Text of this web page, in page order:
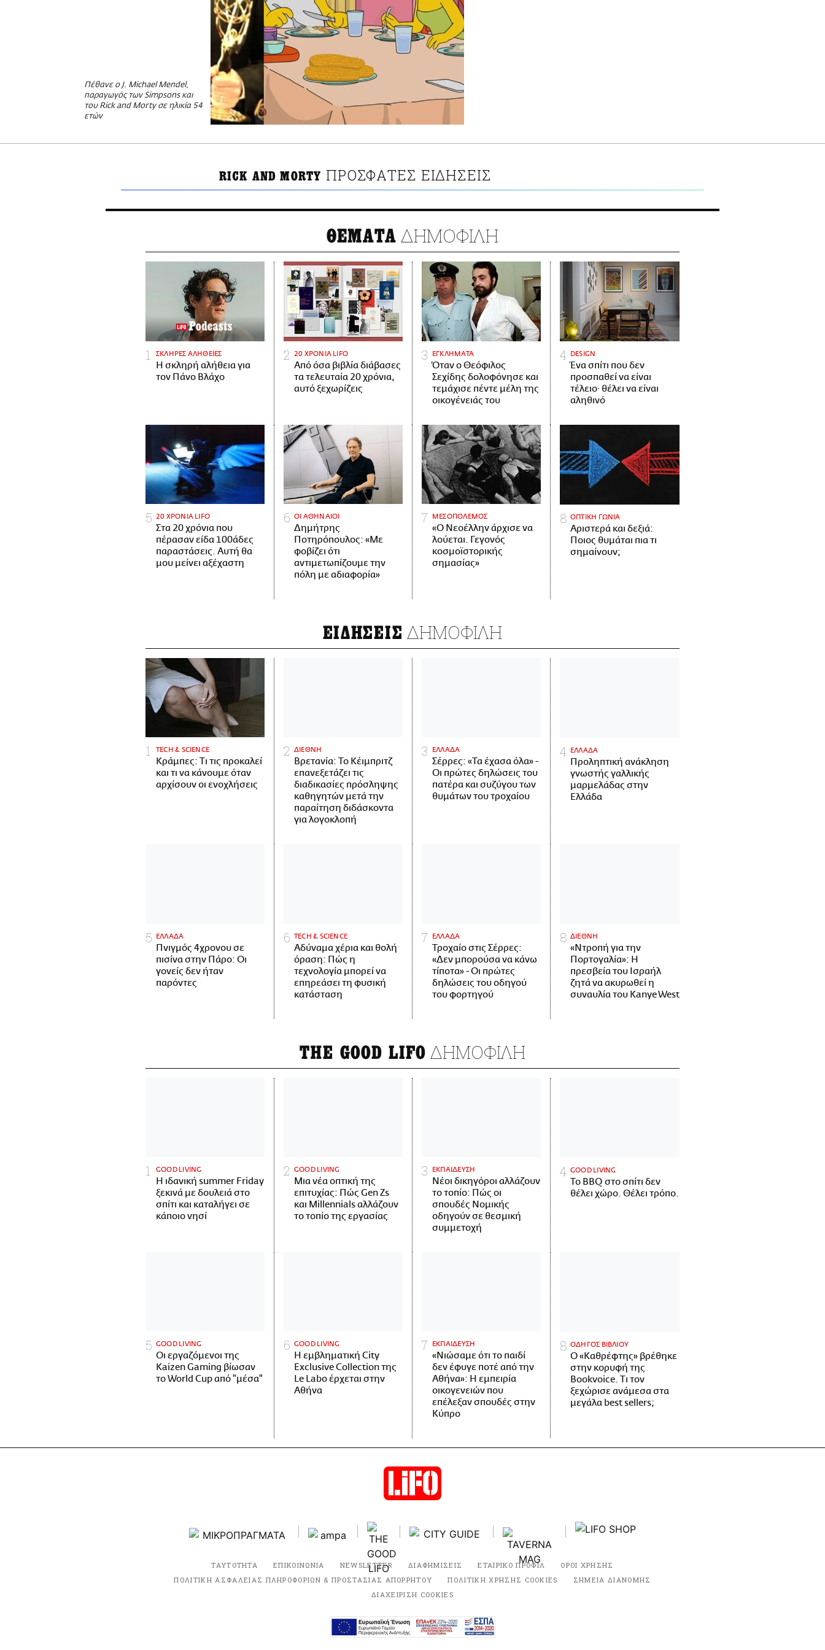
Πέθανε ο J. Michael Mendel,
παραγωγός των Simpsons και
του Rick and Morty σε ηλικία 54
ετών
RICK AND MORTY ΠΡΟΣΦΑΤΕΣ ΕΙΔΗΣΕΙΣ
ΘΕΜΑΤΑ ΔΗΜΟΦΙΛΗ
ΣΚΛΗΡΕΣ ΑΛΗΘΕΙΕΣ
H σκληρή αλήθεια για
τον Πάνο Βλάχο
20 ΧΡΟΝΙΑ LIFO
Από όσα βιβλία διάβασες
τα τελευταία 20 χρόνια,
αυτό ξεχωρίζεις
ΕΓΚΛΗΜΑΤΑ
Όταν ο Θεόφιλος
Σεχίδης δολοφόνησε και
τεμάχισε πέντε μέλη της
οικογένειάς του
DESIGN
Ένα σπίτι που δεν
προσπαθεί να είναι
τέλειο· θέλει να είναι
αληθινό
20 ΧΡΟΝΙΑ LIFO
Στα 20 χρόνια που
πέρασαν είδα 100άδες
παραστάσεις. Αυτή θα
μου μείνει αξέχαστη
ΟΙ ΑΘΗΝΑΙΟΙ
Δημήτρης
Ποτηρόπουλος: «Με
φοβίζει ότι
αντιμετωπίζουμε την
πόλη με αδιαφορία»
ΜΕΣΟΠΟΛΕΜΟΣ
«Ο Νεοέλλην άρχισε να
λούεται. Γεγονός
κοσμοϊστορικής
σημασίας»
ΟΠΤΙΚΗ ΓΩΝΙΑ
Αριστερά και δεξιά:
Ποιος θυμάται πια τι
σημαίνουν;
ΕΙΔΗΣΕΙΣ ΔΗΜΟΦΙΛΗ
ΤECH & SCIENCE
Κράμπες: Τι τις προκαλεί
και τι να κάνουμε όταν
αρχίσουν οι ενοχλήσεις
ΔΙΕΘΝΗ
Βρετανία: Το Κέιμπριτζ
επανεξετάζει τις
διαδικασίες πρόσληψης
καθηγητών μετά την
παραίτηση διδάσκοντα
για λογοκλοπή
ΕΛΛΑΔΑ
Σέρρες: «Τα έχασα όλα» -
Οι πρώτες δηλώσεις του
πατέρα και συζύγου των
θυμάτων του τροχαίου
ΕΛΛΑΔΑ
Προληπτική ανάκληση
γνωστής γαλλικής
μαρμελάδας στην
Ελλάδα
ΕΛΛΑΔΑ
Πνιγμός 4χρονου σε
πισίνα στην Πάρο: Οι
γονείς δεν ήταν
παρόντες
ΤECH & SCIENCE
Αδύναμα χέρια και θολή
όραση: Πώς η
τεχνολογία μπορεί να
επηρεάσει τη φυσική
κατάσταση
ΕΛΛΑΔΑ
Τροχαίο στις Σέρρες:
«Δεν μπορούσα να κάνω
τίποτα» - Οι πρώτες
δηλώσεις του οδηγού
του φορτηγού
ΔΙΕΘΝΗ
«Ντροπή για την
Πορτογαλία»: Η
πρεσβεία του Ισραήλ
ζητά να ακυρωθεί η
συναυλία του Kanye West
THE GOOD LIFO ΔΗΜΟΦΙΛΗ
GOOD LIVING
Η ιδανική summer Friday
ξεκινά με δουλειά στο
σπίτι και καταλήγει σε
κάποιο νησί
GOOD LIVING
Μια νέα οπτική της
επιτυχίας: Πώς Gen Zs
και Millennials αλλάζουν
το τοπίο της εργασίας
ΕΚΠΑΙΔΕΥΣΗ
Νέοι δικηγόροι αλλάζουν
το τοπίο: Πώς οι
σπουδές Νομικής
οδηγούν σε θεσμική
συμμετοχή
GOOD LIVING
Το BBQ στο σπίτι δεν
θέλει χώρο. Θέλει τρόπο.
GOOD LIVING
Οι εργαζόμενοι της
Kaizen Gaming βίωσαν
το World Cup από "μέσα"
GOOD LIVING
Η εμβληματική City
Exclusive Collection της
Le Labo έρχεται στην
Αθήνα
ΕΚΠΑΙΔΕΥΣΗ
«Νιώσαμε ότι το παιδί
δεν έφυγε ποτέ από την
Αθήνα»: Η εμπειρία
οικογενειών που
επέλεξαν σπουδές στην
Κύπρο
ΟΔΗΓΟΣ ΒΙΒΛΙΟΥ
Ο «Καθρέφτης» βρέθηκε
στην κορυφή της
Bookvoice. Τι τον
ξεχώρισε ανάμεσα στα
μεγάλα best sellers;
ΤΑΥΤΟΤΗΤΑ ΕΠΙΚΟΙΝΩΝΙΑ NEWSLETTER ΔΙΑΦΗΜΙΣΕΙΣ ΕΤΑΙΡΙΚΟ ΠΡΟΦΙΛ
ΟΡΟΙ ΧΡΗΣΗΣ
ΠΟΛΙΤΙΚΗ ΑΣΦΑΛΕΙΑΣ ΠΛΗΡΟΦΟΡΙΩΝ & ΠΡΟΣΤΑΣΙΑΣ ΑΠΟΡΡΗΤΟΥ
ΠΟΛΙΤΙΚΗ ΧΡΗΣΗΣ COOKIES
ΣΗΜΕΙΑ ΔΙΑΝΟΜΗΣ
ΔΙΑΧΕΙΡΙΣΗ COOKIES